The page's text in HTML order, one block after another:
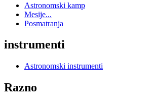
Astronomski kamp
Mesije...
Posmatranja
instrumenti
Astronomski instrumenti
Razno